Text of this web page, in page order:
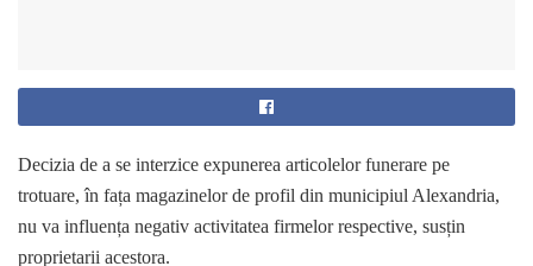
Decizia de a se interzice expunerea articolelor funerare pe
trotuare, în fața magazinelor de profil din municipiul Alexandria,
nu va influența negativ activitatea firmelor respective, susțin
proprietarii acestora.